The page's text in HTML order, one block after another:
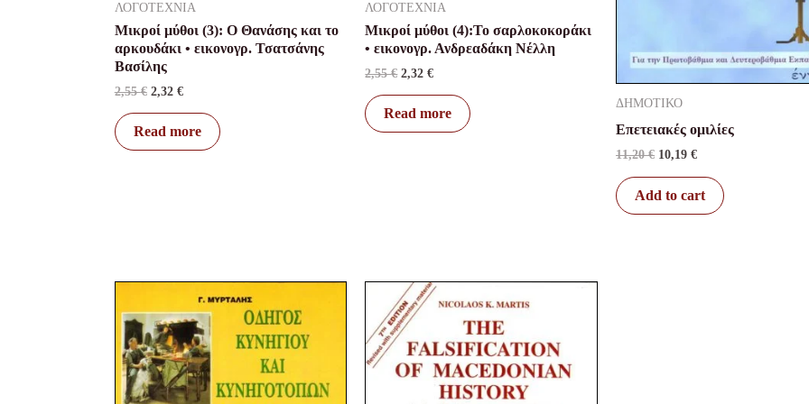
ΛΟΓΟΤΕΧΝΙΑ
Μικροί μύθοι (3): Ο Θανάσης και το
αρκουδάκι • εικονογρ. Τσατσάνης
Βασίλης
2,55€ 2,32 €
Read more
ΛΟΓΟΤΕΧΝΙΑ
Μικροί μύθοι (4):Το σαρλοκοκοράκι
• εικονογρ. Ανδρεαδάκη Νέλλη
2,55€ 2,32€
Read more
ΔΗΜΟΤΙΚΟ
Επετειακές ομιλίες
11,20€ 10,19 €
Add to cart
was:
12,60 €.
price
is:
10,00 €.
Original
price
was:
price
15,00 €.